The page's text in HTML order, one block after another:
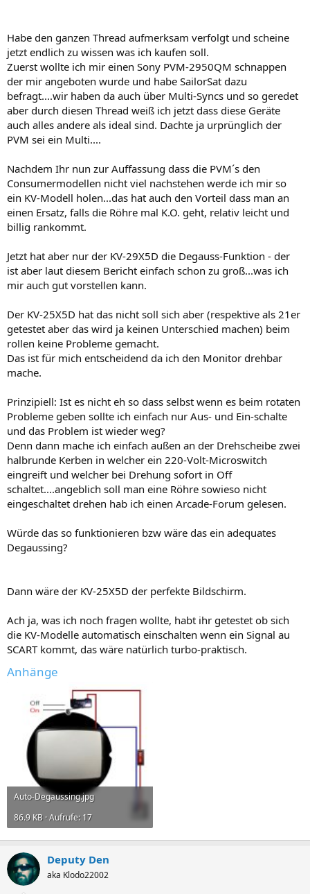
in ihre holzsärge verbasteln. den kollertest haben bei sonys
bestanden , vertikal als auch cocktailartig haben beide den
testparcour ohne probleme bewältigt. also keine falschfarben durch
magnetismus , der degausser macht seine arbeit ( beim x4 deutlich
beim einschalten zu vernehmen ! ). hier hatten ihre studiobrüder
pvms ja bischen probleme .
einziges manko was auffiel war , das der x5 ne leichte abweichung in
der geometrie ( rotation ) hatte . keine ahnung ob man das noch
haben die kleinen ja nicht , is nicht wild , mir fiel es halt auf .
die trinitube aus einem der beiden 21 er sonys werde ich dank der
speziellen form vermutlich mal in nen cocktailtisch verarzten , wo ne
gewölbte plexideckscheibe drüberkommt . wird evtl. nen
winterprojekt.
sowas halt hier :
achja, ich frage mich was die 13 zoll sonys taugen . bisherige tv
referenz war da bei mir grundig mit philips oder orion tubes . die
vor 25 jahren ) so am atari und amiga hatte waren ja auch top .
Habe den ganzen Thread aufmerksam verfolgt und scheine
jetzt endlich zu wissen was ich kaufen soll.
Zuerst wollte ich mir einen Sony PVM-2950QM schnappen
der mir angeboten wurde und habe SailorSat dazu
befragt....wir haben da auch über Multi-Syncs und so geredet
aber durch diesen Thread weiß ich jetzt dass diese Geräte
auch alles andere als ideal sind. Dachte ja urprünglich der
PVM sei ein Multi....
Nachdem Ihr nun zur Auffassung dass die PVM´s den
Consumermodellen nicht viel nachstehen werde ich mir so
ein KV-Modell holen...das hat auch den Vorteil dass man an
einen Ersatz, falls die Röhre mal K.O. geht, relativ leicht und
billig rankommt.
Jetzt hat aber nur der KV-29X5D die Degauss-Funktion - der
ist aber laut diesem Bericht einfach schon zu groß...was ich
mir auch gut vorstellen kann.
Der KV-25X5D hat das nicht soll sich aber (respektive als 21er
getestet aber das wird ja keinen Unterschied machen) beim
rollen keine Probleme gemacht.
Das ist für mich entscheidend da ich den Monitor drehbar
mache.
Prinzipiell: Ist es nicht eh so dass selbst wenn es beim rotaten
Probleme geben sollte ich einfach nur Aus- und Ein-schalte
und das Problem ist wieder weg?
Denn dann mache ich einfach außen an der Drehscheibe zwei
halbrunde Kerben in welcher ein 220-Volt-Microswitch
eingreift und welcher bei Drehung sofort in Off
schaltet....angeblich soll man eine Röhre sowieso nicht
eingeschaltet drehen hab ich einen Arcade-Forum gelesen.
Würde das so funktionieren bzw wäre das ein adequates
Degaussing?
Dann wäre der KV-25X5D der perfekte Bildschirm.
Ach ja, was ich noch fragen wollte, habt ihr getestet ob sich
die KV-Modelle automatisch einschalten wenn ein Signal au
SCART kommt, das wäre natürlich turbo-praktisch.
Anhänge
Auto-Degaussing.jpg
86.9 KB · Aufrufe: 17
Deputy Den
aka Klodo22002